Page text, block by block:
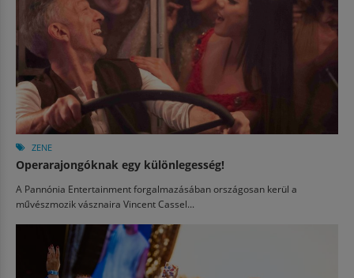
ZENE
Operarajongóknak egy különlegesség!
A Pannónia Entertainment forgalmazásában országosan kerül a
művészmozik vásznaira Vincent Cassel...